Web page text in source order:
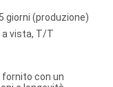
giorni (produzione)
a vista, T/T
fornito con un